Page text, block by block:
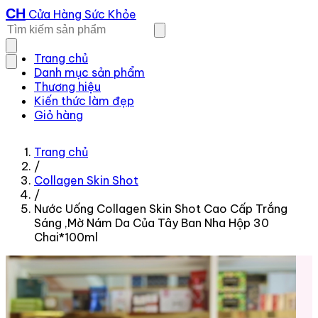
CH Cửa Hàng Sức Khỏe
Trang chủ
Danh mục sản phẩm
Thương hiệu
Kiến thức làm đẹp
Giỏ hàng
Trang chủ
/
Collagen Skin Shot
/
Nước Uống Collagen Skin Shot Cao Cấp Trắng
Sáng ,Mờ Nám Da Của Tây Ban Nha Hộp 30
Chai*100ml